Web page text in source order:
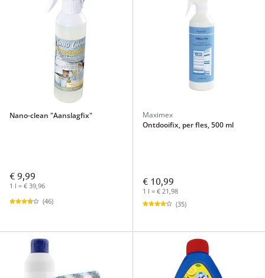
Nano-clean "Aanslagfix"
€ 9,99
1 l = € 39,96
(46)
Maximex
Ontdooifix, per fles, 500 ml
€ 10,99
1 l = € 21,98
(35)